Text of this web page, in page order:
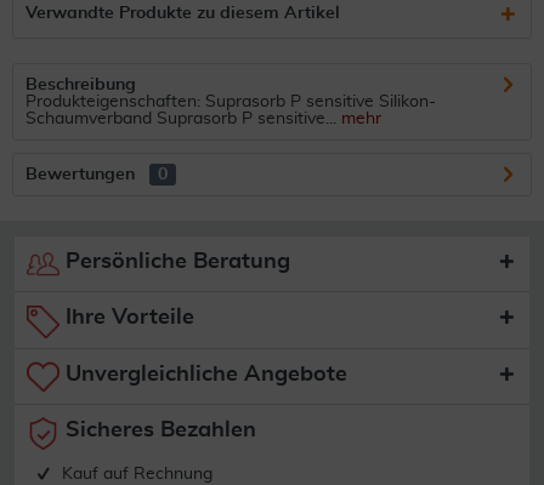
Verwandte Produkte zu diesem Artikel
Beschreibung
Produkteigenschaften: Suprasorb P sensitive Silikon-
Schaumverband Suprasorb P sensitive... mehr
Bewertungen 0
Persönliche Beratung
Ihre Vorteile
Unvergleichliche Angebote
Sicheres Bezahlen
Kauf auf Rechnung